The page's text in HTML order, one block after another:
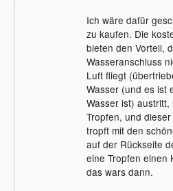
Ich wäre dafür
zu kaufen. Die
bieten den Vorteil,
Wasseranschluss
Luft fliegt
Wasser (und es ist
Wasser ist)
Tropfen, und
tropft mit den
auf der Rückseite
eine Tropfen einen
das wars dann.